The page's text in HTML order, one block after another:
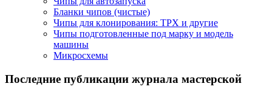
Бланки чипов (чистые)
Чипы для клонирования: TPX и другие
Чипы подготовленные под марку и модель
машины
Микросхемы
Последние публикации журнала мастерской